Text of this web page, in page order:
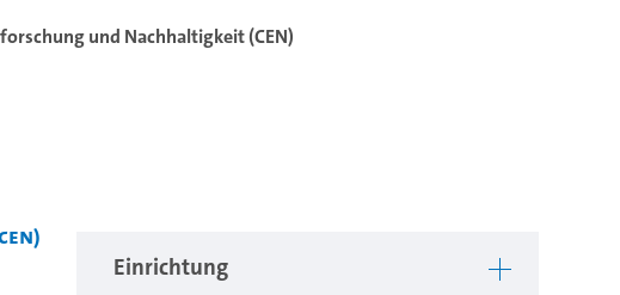
und Nachhaltigkeit (CEN)
Einrichtung